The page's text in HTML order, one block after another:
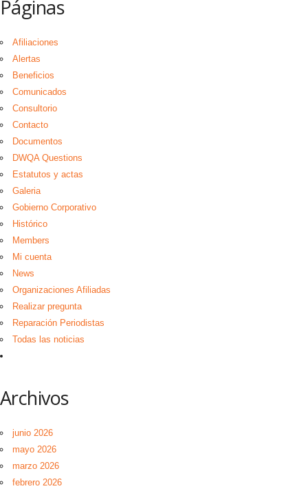
Páginas
Afiliaciones
Alertas
Beneficios
Comunicados
Consultorio
Contacto
Documentos
DWQA Questions
Estatutos y actas
Galeria
Gobierno Corporativo
Histórico
Members
Mi cuenta
News
Organizaciones Afiliadas
Realizar pregunta
Reparación Periodistas
Todas las noticias
Archivos
junio 2026
mayo 2026
marzo 2026
febrero 2026